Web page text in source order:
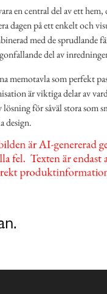
en central del av ett
dagen på ett enkelt och
med de sprudlande
del av
memotavla som perfekt
är viktiga delar av
för såväl stora som
design.